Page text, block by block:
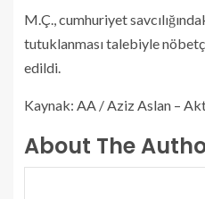
M.Ç., cumhuriyet
tutuklanması talebiyle
edildi.
Kaynak: AA / Aziz Aslan –
About The